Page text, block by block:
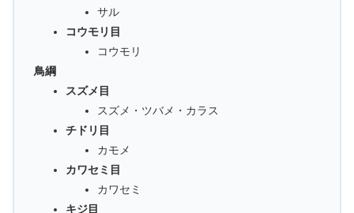
サル
コウモリ目
コウモリ
鳥綱
スズメ目
スズメ・ツバメ・カラス
チドリ目
カモメ
カワセミ目
カワセミ
キジ目